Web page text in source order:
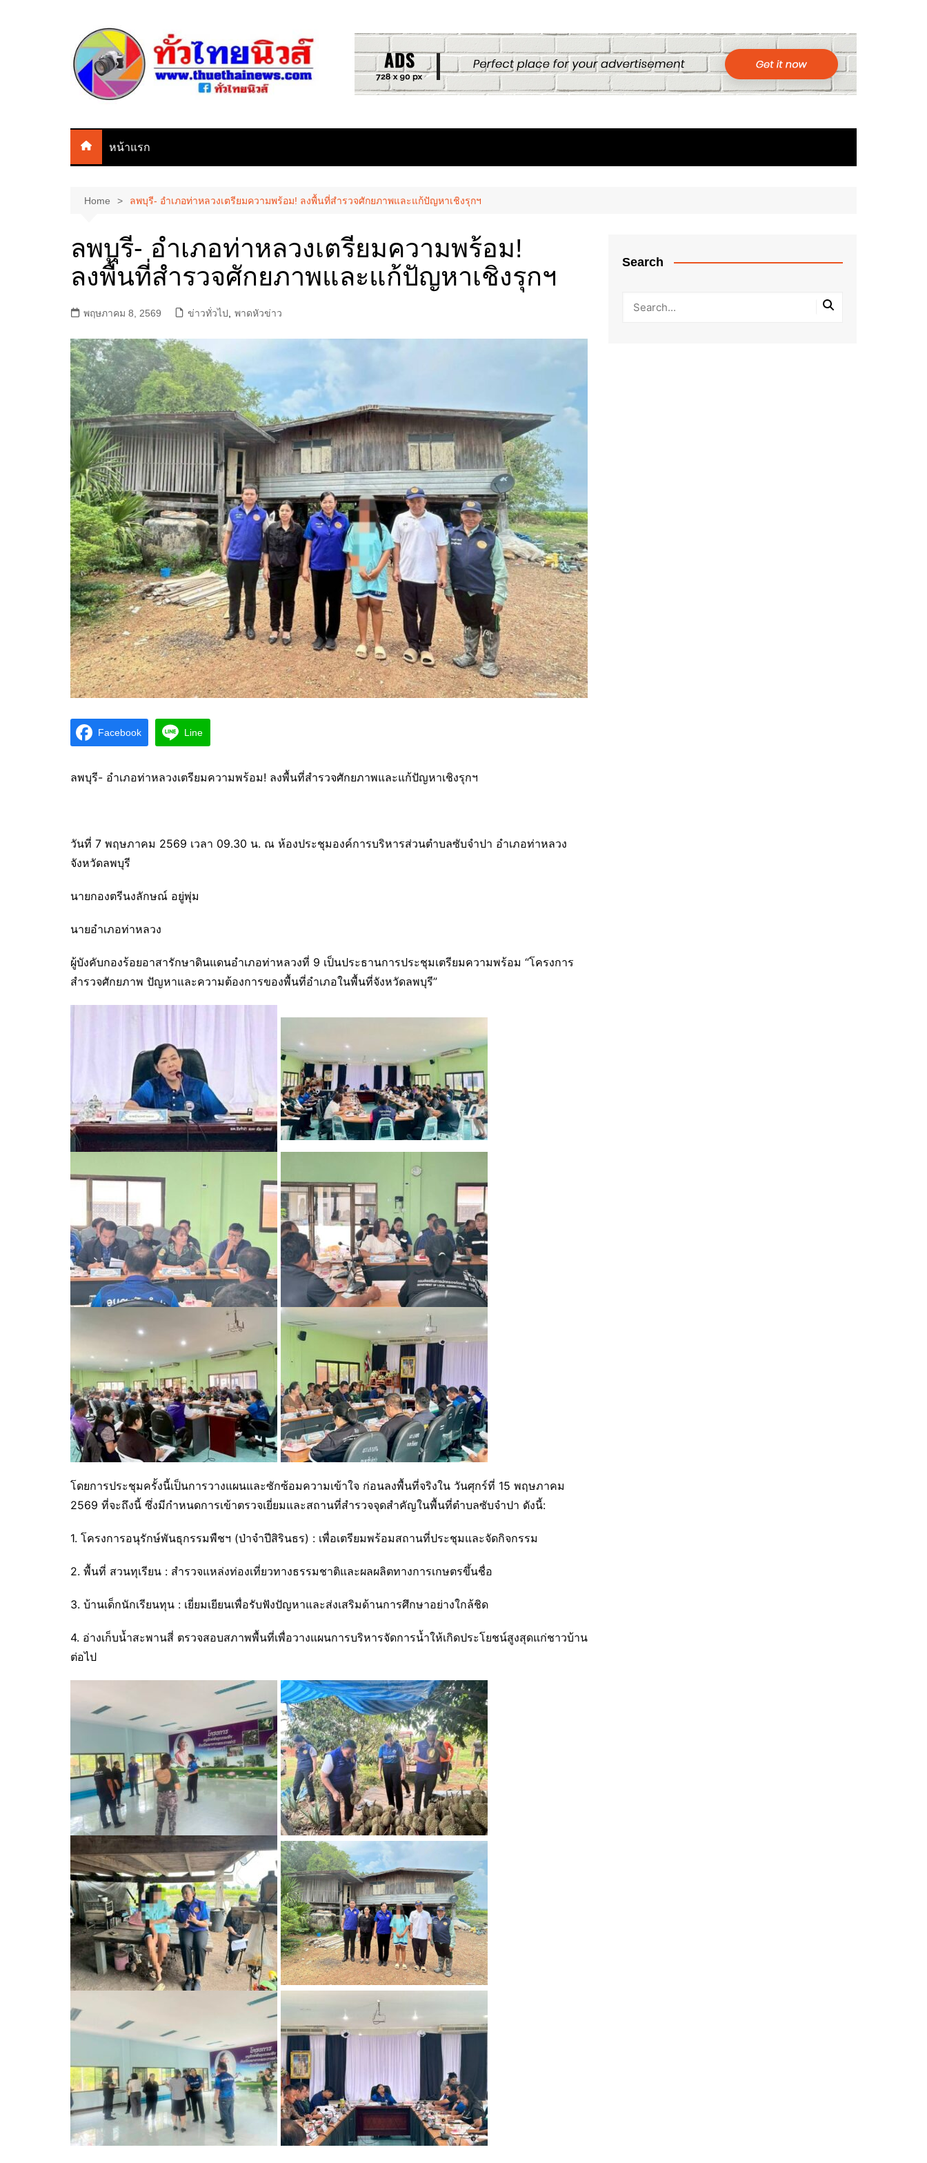
หน้าแรก
Home ลพบุรี- อำเภอท่าหลวงเตรียมความพร้อม! ลงพื้นที่สำรวจศักยภาพและแก้ปัญหาเชิงรุกฯ
ลพบุรี- อำเภอท่าหลวงเตรียมความพร้อม!
ลงพื้นที่สำรวจศักยภาพและแก้ปัญหาเชิงรุกฯ
พฤษภาคม 8, 2569 ข่าวทั่วไป พาดหัวข่าว
Facebook Line
ลพบุรี- อำเภอท่าหลวงเตรียมความพร้อม! ลงพื้นที่สำรวจศักยภาพและแก้ปัญหาเชิงรุกฯ
วันที่ 7 พฤษภาคม 2569 เวลา 09.30 น. ณ ห้องประชุมองค์การบริหารส่วนตำบลซับจำปา อำเภอท่าหลวง
จังหวัดลพบุรี
นายกองตรีนงลักษณ์ อยู่พุ่ม
นายอำเภอท่าหลวง
ผู้บังคับกองร้อยอาสารักษาดินแดนอำเภอท่าหลวงที่ 9 เป็นประธานการประชุมเตรียมความพร้อม “โครงการ
สำรวจศักยภาพ ปัญหาและความต้องการของพื้นที่อำเภอในพื้นที่จังหวัดลพบุรี”
โดยการประชุมครั้งนี้เป็นการวางแผนและซักซ้อมความเข้าใจ ก่อนลงพื้นที่จริงใน วันศุกร์ที่ 15 พฤษภาคม
2569 ที่จะถึงนี้ ซึ่งมีกำหนดการเข้าตรวจเยี่ยมและสถานที่สำรวจจุดสำคัญในพื้นที่ตำบลซับจำปา ดังนี้:
1. โครงการอนุรักษ์พันธุกรรมพืชฯ (ป่าจำปีสิรินธร) : เพื่อเตรียมพร้อมสถานที่ประชุมและจัดกิจกรรม
2. พื้นที่ สวนทุเรียน : สำรวจแหล่งท่องเที่ยวทางธรรมชาติและผลผลิตทางการเกษตรขึ้นชื่อ
3. บ้านเด็กนักเรียนทุน : เยี่ยมเยียนเพื่อรับฟังปัญหาและส่งเสริมด้านการศึกษาอย่างใกล้ชิด
4. อ่างเก็บน้ำสะพานสี่ ตรวจสอบสภาพพื้นที่เพื่อวางแผนการบริหารจัดการน้ำให้เกิดประโยชน์สูงสุดแก่ชาวบ้าน
ต่อไป
Search